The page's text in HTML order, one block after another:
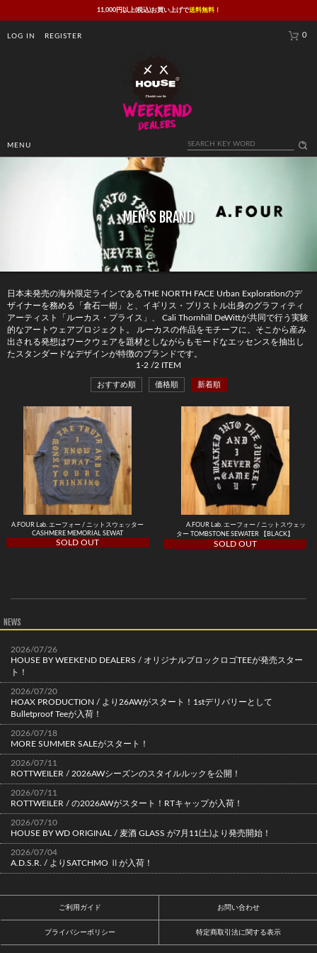
11,000円以上(税込)お買い上げで送料無料！
LOG IN REGISTER 0
MENU
MEN'S BRAND
日本未発売の海外限定ラインであるTHE NORTH FACE Urban Explorationのデ
ザイナーを務める「倉石一樹」と、イギリス・ブリストル出身のグラフィティ
アーティスト「ルーカス・プライス」、 Cali Thornhill DeWittが共同で行う実験
的なアートウェアプロジェクト。 ルーカスの作品をモチーフに、そこから産み
出される発想はワークウェアを題材としながらもモードなエッセンスを抽出し
たスタンダードなデザインが特徴のブランドです。
1 -2 /2 ITEM
おすすめ順 価格順 新着順
A.FOUR Lab. エーフォー / ニットスウェッター
CASHMERE MEMORIAL SEWAT
SOLD OUT
A.FOUR Lab. エーフォー / ニットスウェッ
ター TOMBSTONE SEWATER 【BLACK】
SOLD OUT
NEWS
2026/07/26
HOUSE BY WEEKEND DEALERS / オリジナルブロックロゴTEEが発売スター
ト！
2026/07/20
HOAX PRODUCTION / より26AWがスタート！1stデリバリーとして
Bulletproof Teeが入荷！
2026/07/18
MORE SUMMER SALEがスタート！
2026/07/11
ROTTWEILER / 2026AWシーズンのスタイルルックを公開！
2026/07/11
ROTTWEILER / の2026AWがスタート！RTキャップが入荷！
2026/07/10
HOUSE BY WD ORIGINAL / 麦酒 GLASS が7月11(土)より発売開始！
2026/07/04
A.D.S.R. / よりSATCHMO Ⅱが入荷！
ご利用ガイド お問い合わせ
プライバシーポリシー 特定商取引法に関する表示